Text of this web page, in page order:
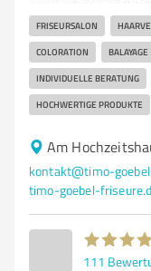
FRISEURSALON
COLORATION BALAYAGE
INDIVIDUELLE BERATUNG
HOCHWERTIGE PRODUKTE
Am
kontakt@timo-
timo-goebel-
111